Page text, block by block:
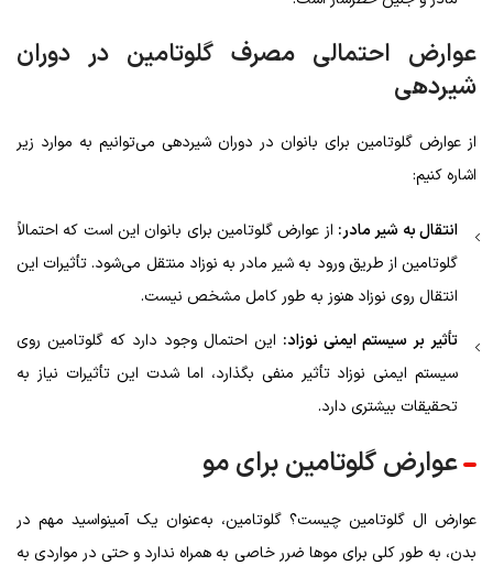
عوارض احتمالی مصرف گلوتامین در دوران
شیردهی
از عوارض گلوتامین برای بانوان در دوران شیردهی می‌توانیم به موارد زیر
اشاره کنیم:
انتقال به شیر مادر: از عوارض گلوتامین برای بانوان این است که احتمالاً
گلوتامین از طریق ورود به شیر مادر به نوزاد منتقل می‌شود. تأثیرات این
انتقال روی نوزاد هنوز به طور کامل مشخص نیست.
تأثیر بر سیستم ایمنی نوزاد: این احتمال وجود دارد که گلوتامین روی
سیستم ایمنی نوزاد تأثیر منفی بگذارد، اما شدت این تأثیرات نیاز به
تحقیقات بیشتری دارد.
عوارض گلوتامین برای مو
عوارض ال گلوتامین چیست؟ گلوتامین، به‌عنوان یک آمینواسید مهم در
بدن، به طور کلی برای موها ضرر خاصی به همراه ندارد و حتی در مواردی به